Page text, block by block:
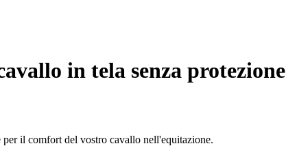
in tela senza protezione
il comfort del vostro cavallo nell'equitazione.